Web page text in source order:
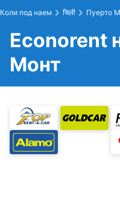
Коли под наем चिली Пуерто
Econorent
Монт